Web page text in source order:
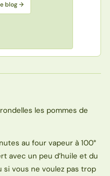
blog →
les pommes de
au four vapeur à 100°
avec un peu d’huile et du
si vous ne voulez pas trop